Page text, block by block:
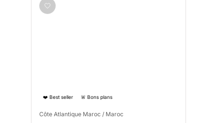
❤️ Best seller 🚨 Bons plans
Côte Atlantique Maroc / Maroc